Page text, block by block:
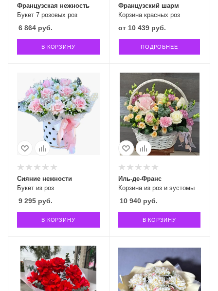
Букет 7 розовых роз
Французская нежность
6 864 руб.
В КОРЗИНУ
Корзина красных роз
Французский шарм
от 10 439 руб.
ПОДРОБНЕЕ
Букет из роз
Сияние нежности
9 295 руб.
В КОРЗИНУ
Корзина из роз и эустомы
Иль-де-Франс
10 940руб.
В КОРЗИНУ